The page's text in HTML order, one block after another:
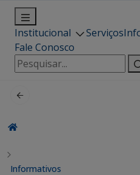
Institucional Serviços
Fale Conosco
Pesquisar
por:
Informativos